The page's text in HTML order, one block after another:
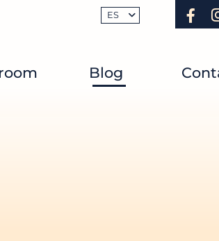
ES
Blog